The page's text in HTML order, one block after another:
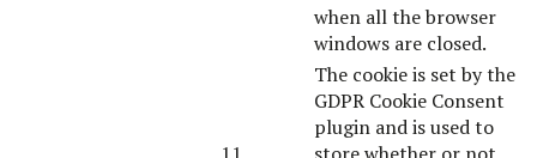
when all the browser
windows are closed.
The cookie is set by the
GDPR Cookie Consent
plugin and is used to